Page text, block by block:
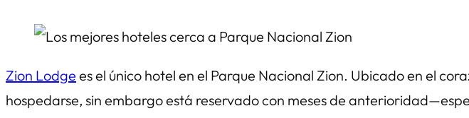
Zion Lodge es el único hotel en el Parque Nacional Zion. Ubicado en el
hospedarse, sin embargo está reservado con meses de